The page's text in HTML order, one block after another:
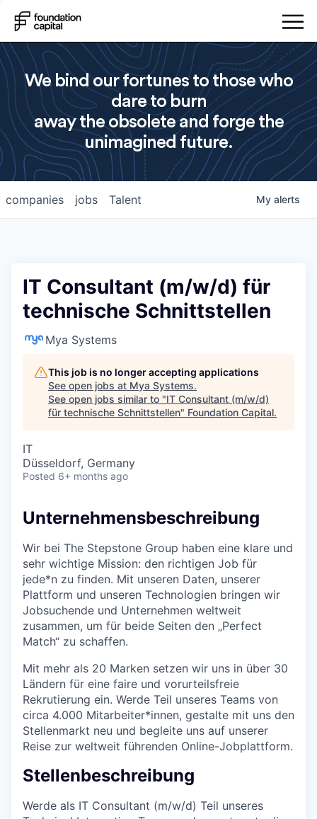
We bind our fortunes to those who
dare to burn
away the obsolete and forge the
unimagined future.
jobs
companies Talent My alerts
IT Consultant (m/w/d) für
technische Schnittstellen
Mya Systems
This job is no longer accepting applications
See open jobs at Mya Systems.
See open jobs similar to "IT Consultant (m/w/d)
für technische Schnittstellen" Foundation Capital.
IT
Düsseldorf, Germany
Posted 6+ months ago
Unternehmensbeschreibung
Wir bei The Stepstone Group haben eine klare und
sehr wichtige Mission: den richtigen Job für
jede*n zu finden. Mit unseren Daten, unserer
Plattform und unseren Technologien bringen wir
Jobsuchende und Unternehmen weltweit
zusammen, um für beide Seiten den „Perfect
Match“ zu schaffen.
Mit mehr als 20 Marken setzen wir uns in über 30
Ländern für eine faire und vorurteilsfreie
Rekrutierung ein. Werde Teil unseres Teams von
circa 4.000 Mitarbeiter*innen, gestalte mit uns den
Stellenmarkt neu und begleite uns auf unserer
Reise zur weltweit führenden Online-Jobplattform.
Stellenbeschreibung
Werde als IT Consultant (m/w/d) Teil unseres